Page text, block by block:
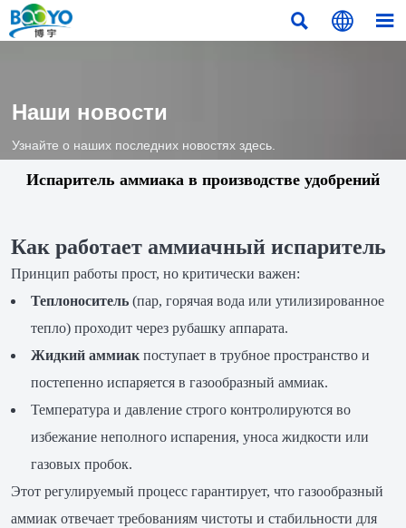
  
Наши новости
Узнайте о наших последних новостях здесь.
Испаритель аммиака в производстве удобрений
Как работает аммиачный испаритель
Принцип работы прост, но критически важен:
Теплоноситель(пар, горячая вода или утилизированное
тепло) проходит через рубашку аппарата.
Жидкий аммиакпоступает в трубное пространство и
постепенно испаряется в газообразный аммиак.
Температура и давление строго контролируются во
избежание неполного испарения, уноса жидкости или
газовых пробок.
Этот регулируемый процесс гарантирует, что газообразный
аммиак отвечает требованиям чистоты и стабильности для